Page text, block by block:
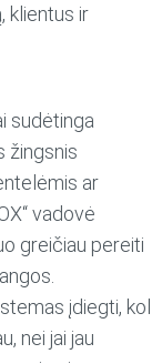
klientus ir
sudėtinga
žingsnis
ar
vadovė
greičiau pereiti
įdiegti, kol
nei jai jau